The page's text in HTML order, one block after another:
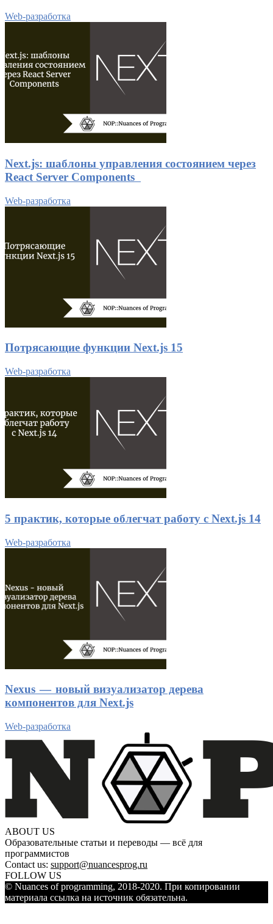
Web-разработка
Next.js: шаблоны управления состоянием через
React Server Components
Web-разработка
Потрясающие функции Next.js 15
Web-разработка
5 практик, которые облегчат работу с Next.js 14
Web-разработка
Nexus — новый визуализатор дерева
компонентов для Next.js
Web-разработка
ABOUT US
Образовательные статьи и переводы — всё для
программистов
Contact us: support@nuancesprog.ru
FOLLOW US
© Nuances of programming, 2018-2020. При копировании
материала ссылка на источник обязательна.